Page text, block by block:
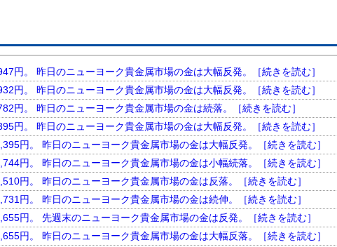
円。 昨日のニューヨーク貴金属市場の金は大幅反発。［続きを読む］
円。 昨日のニューヨーク貴金属市場の金は大幅反発。［続きを読む］
円。 昨日のニューヨーク貴金属市場の金は続落。［続きを読む］
円。 昨日のニューヨーク貴金属市場の金は大幅反発。［続きを読む］
円。 昨日のニューヨーク貴金属市場の金は大幅反発。［続きを読む］
円。 昨日のニューヨーク貴金属市場の金は小幅続落。［続きを読む］
円。 昨日のニューヨーク貴金属市場の金は反落。［続きを読む］
円。 昨日のニューヨーク貴金属市場の金は続伸。［続きを読む］
円。 先週末のニューヨーク貴金属市場の金は反発。［続きを読む］
円。 昨日のニューヨーク貴金属市場の金は大幅反落。［続きを読む］